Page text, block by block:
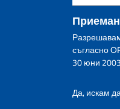
съгласно
30 юни
Да, искам